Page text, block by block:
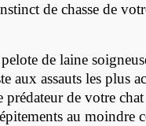
de chasse de
de laine
aux assauts les plus
de votre
au